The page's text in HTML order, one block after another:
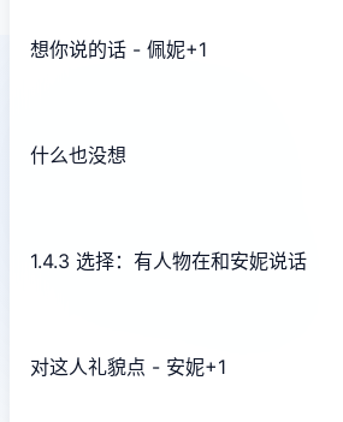
想你说的话 - 佩妮+1
什么也没想
1.4.3 选择：有人物在和安妮说话
对这人礼貌点 - 安妮+1